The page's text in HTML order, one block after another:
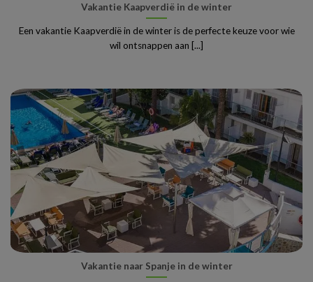
Vakantie Kaapverdië in de winter
Een vakantie Kaapverdië in de winter is de perfecte keuze voor wie
wil ontsnappen aan [...]
Vakantie naar Spanje in de winter